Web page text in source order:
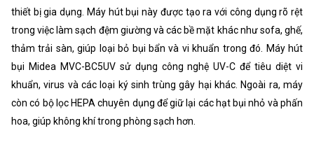
thiết bị gia dụng. Máy hút bụi này được tạo ra với công dụng rõ rệt
trong việc làm sạch đệm giường và các bề mặt khác như sofa, ghế,
thảm trải sàn, giúp loại bỏ bụi bẩn và vi khuẩn trong đó. Máy hút
bụi Midea MVC-BC5UV sử dụng công nghệ UV-C để tiêu diệt vi
khuẩn, virus và các loại ký sinh trùng gây hại khác. Ngoài ra, máy
còn có bộ lọc HEPA chuyên dụng để giữ lại các hạt bụi nhỏ và phấn
hoa, giúp không khí trong phòng sạch hơn.